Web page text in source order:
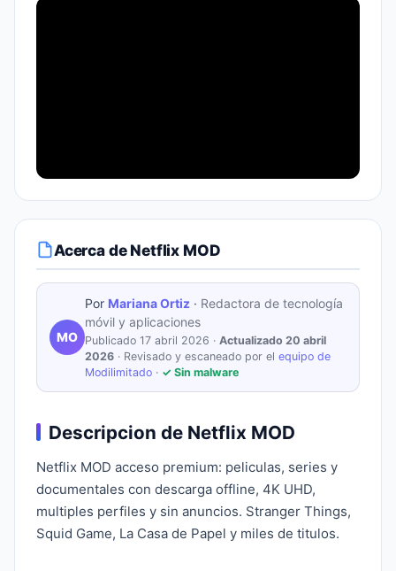
Acerca de Netflix MOD
MO
Por Mariana Ortiz · Redactora de tecnología
móvil y aplicaciones
Publicado 17 abril 2026 · Actualizado 20 abril
2026 · Revisado y escaneado por el equipo de
Modilimitado · ✓ Sin malware
Descripcion de Netflix MOD
Netflix MOD acceso premium: peliculas, series y
documentales con descarga offline, 4K UHD,
multiples perfiles y sin anuncios. Stranger Things,
Squid Game, La Casa de Papel y miles de titulos.